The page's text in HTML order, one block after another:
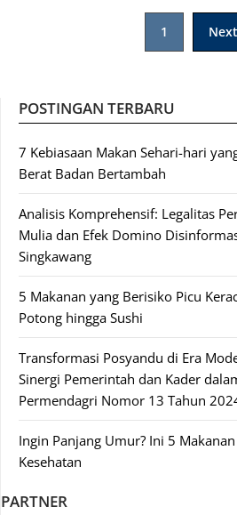
1 Next
POSTINGAN TERBARU
7 Kebiasaan Makan Sehari-hari
Berat Badan Bertambah
Analisis Komprehensif: Legalitas
Mulia dan Efek Domino
Singkawang
5 Makanan yang Berisiko Picu
Potong hingga Sushi
Transformasi Posyandu di Era
Sinergi Pemerintah dan Kader
Permendagri Nomor 13 Tahun
Ingin Panjang Umur? Ini 5
Kesehatan
PARTNER